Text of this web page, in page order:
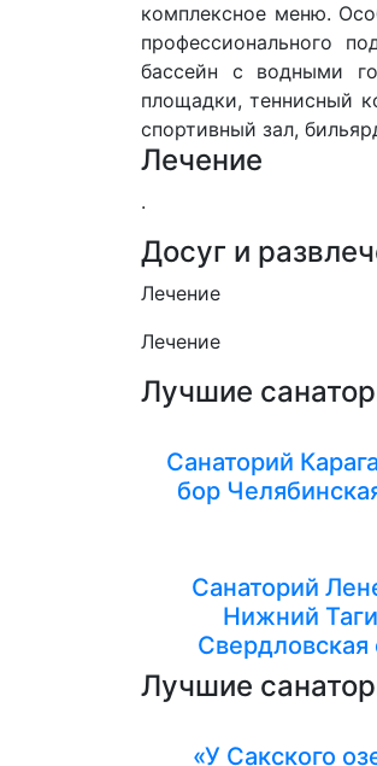
комплексное меню.
профессионального
бассейн с водными
площадки, теннисный
спортивный зал,
Лечение
.
Досуг и
Лечение
Лечение
Лучшие
Санаторий
бор
Санаторий
Нижний
Свердловская
Лучшие
«У Сакского